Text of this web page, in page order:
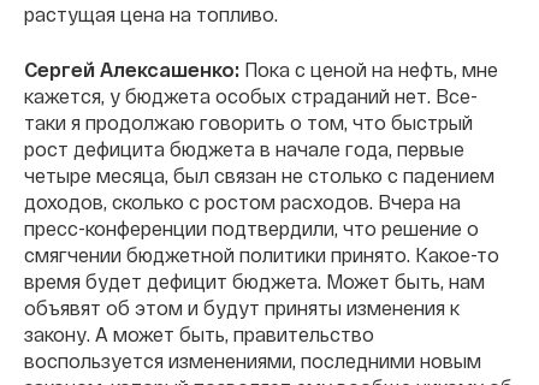
растущая цена на топливо.
Сергей Алексашенко: Пока с ценой на нефть, мне
кажется, у бюджета особых страданий нет. Все-
таки я продолжаю говорить о том, что быстрый
рост дефицита бюджета в начале года, первые
четыре месяца, был связан не столько с падением
доходов, сколько с ростом расходов. Вчера на
пресс-конференции подтвердили, что решение о
смягчении бюджетной политики принято. Какое-то
время будет дефицит бюджета. Может быть, нам
объявят об этом и будут приняты изменения к
закону. А может быть, правительство
воспользуется изменениями, последними новым